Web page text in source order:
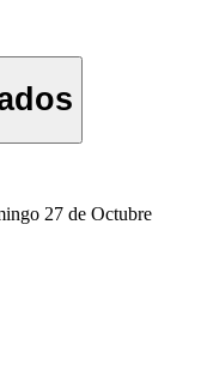
27 de Octubre